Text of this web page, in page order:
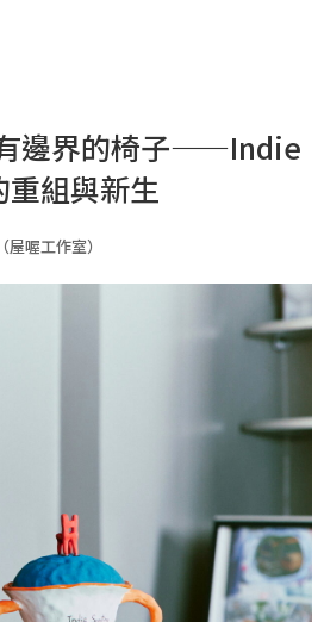
邊界的椅子——Indie
組與新生
喔工作室）